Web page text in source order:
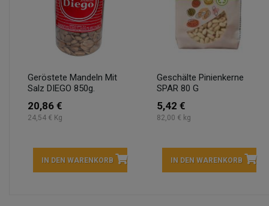
Geröstete Mandeln Mit
Salz DIEGO 850g.
20,86 €
24,54 € Kg
IN DEN WARENKORB
Geschälte Pinienkerne
SPAR 80 G
5,42 €
82,00 € kg
IN DEN WARENKORB